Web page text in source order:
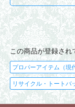
この商品が登録され
プロパーアイテム（現
リサイクル・トートバ